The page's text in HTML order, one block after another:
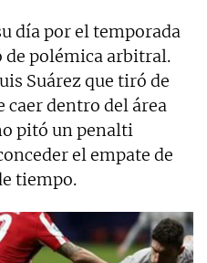
día por el temporada
polémica arbitral.
Suárez que tiró de
caer dentro del área
pitó un penalti
el empate de
tiempo.